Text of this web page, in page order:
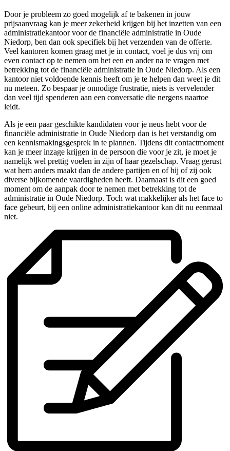
Door je probleem zo goed mogelijk af te bakenen in jouw
prijsaanvraag kan je meer zekerheid krijgen bij het inzetten van een
administratiekantoor voor de financiële administratie in Oude
Niedorp, ben dan ook specifiek bij het verzenden van de offerte.
Veel kantoren komen graag met je in contact, voel je dus vrij om
even contact op te nemen om het een en ander na te vragen met
betrekking tot de financiële administratie in Oude Niedorp. Als een
kantoor niet voldoende kennis heeft om je te helpen dan weet je dit
nu meteen. Zo bespaar je onnodige frustratie, niets is vervelender
dan veel tijd spenderen aan een conversatie die nergens naartoe
leidt.
Als je een paar geschikte kandidaten voor je neus hebt voor de
financiële administratie in Oude Niedorp dan is het verstandig om
een kennismakingsgesprek in te plannen. Tijdens dit contactmoment
kan je meer inzage krijgen in de persoon die voor je zit, je moet je
namelijk wel prettig voelen in zijn of haar gezelschap. Vraag gerust
wat hem anders maakt dan de andere partijen en of hij of zij ook
diverse bijkomende vaardigheden heeft. Daarnaast is dit een goed
moment om de aanpak door te nemen met betrekking tot de
administratie in Oude Niedorp. Toch wat makkelijker als het face to
face gebeurt, bij een online administratiekantoor kan dit nu eenmaal
niet.